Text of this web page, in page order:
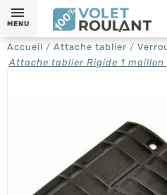
MENU
Accueil Attache tablier
Attache tablier Rigide 1